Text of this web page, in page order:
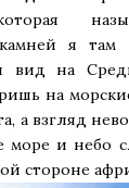
я там
вид на
на
а взгляд
море и небо
стороне